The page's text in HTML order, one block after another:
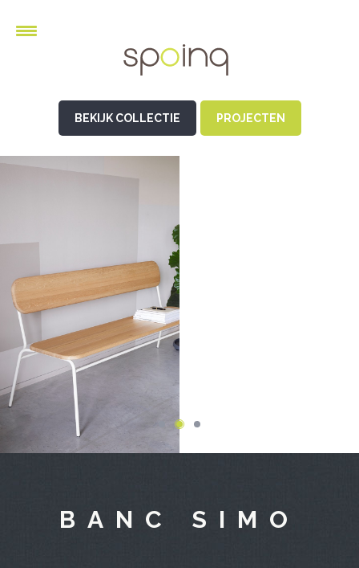
BEKIJK COLLECTIE PROJECTEN
BANC SIMO